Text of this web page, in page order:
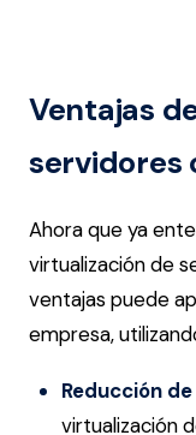
Ventajas
servidores
Ahora que ya
virtualización de
ventajas puede
empresa,
Reducción
virtualización